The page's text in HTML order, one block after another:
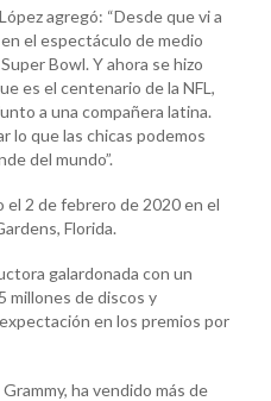
agregó: “Desde que vi a
el espectáculo de medio
Bowl. Y ahora se hizo
es el centenario de la NFL,
a una compañera latina.
lo que las chicas podemos
del mundo”.
el 2 de febrero de 2020 en el
Florida.
galardonada con un
millones de discos y
en los premios por
ha vendido más de